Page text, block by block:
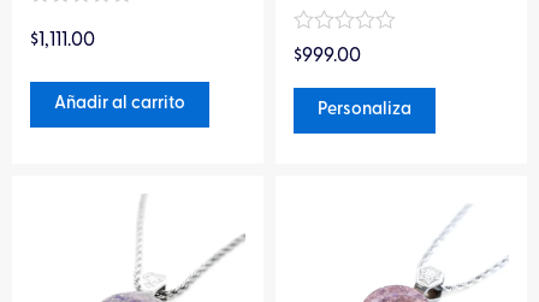
$1,111.00
Añadir al carrito
en
de
$999.00
Personaliza
Valorado
en
0
múltiples
producto
tiene
múltiples